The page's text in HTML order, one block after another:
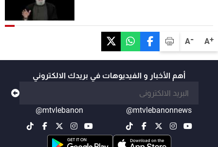
A+
A-
أهم الأخبار و الفيديوهات في بريدك الالكتروني
@mtvlebanonnews
@mtvlebanon